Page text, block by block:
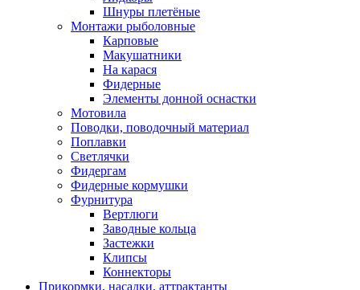
Шнуры плетёные
Монтажи рыболовные
Карповые
Макушатники
На карася
Фидерные
Элементы донной оснастки
Мотовила
Поводки, поводочный материал
Поплавки
Светлячки
Фидергам
Фидерные кормушки
Фурнитура
Вертлюги
Заводные кольца
Застежки
Клипсы
Коннекторы
Прикормки, насадки, аттрактанты